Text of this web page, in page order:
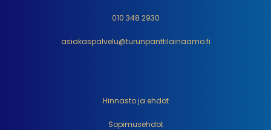
010 348 2930
asiakaspalvelu@turunpanttilainaamo.fi
Hinnasto ja ehdot
Sopimusehdot